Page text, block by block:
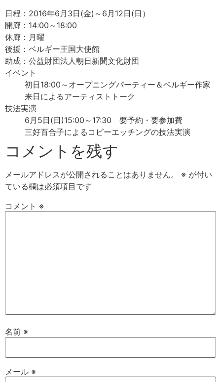
日程：2016年6月3日(金)～6月12日(日）
開廊：14:00～18:00
休廊：月曜
後援：ベルギー王国大使館
助成：公益財団法人朝日新聞文化財団
イベント
初日18:00～オープニングパーティー＆ベルギー作家
来日によるアーティストトーク
技法実演
6月5日(日)15:00～17:30 要予約・要参加費
三好百合子によるコピーエッチングの技法実演
コメントを残す
メールアドレスが公開されることはありません。 ※ が付い
ている欄は必須項目です
コメント ※
名前 ※
メール ※